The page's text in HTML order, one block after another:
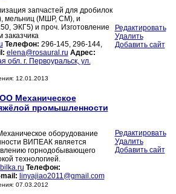
запчастей для дробилок
(МШР, СМ), и
ЭКГ5) и проч. Изготовление
заказчика
Телефон: 296-145, 296-144,
elena@rosaural.ru Адрес:
обл. г. Первоуральск, ул.
12.01.2013
Редактировать
Удалить
Добавить сайт
Механическое
промышленности
оборудование
ВИПЕАК является
горнодобывающего
технологией.
Телефон:
mail: linyajiao2011@gmail.com
07.03.2012
Редактировать
Удалить
Добавить сайт